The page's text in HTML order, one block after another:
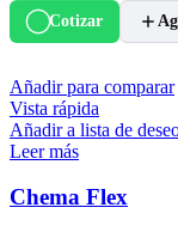
Cotizar
Añadir para comparar
Vista rápida
Añadir a lista de
Leer más
Chema Flex